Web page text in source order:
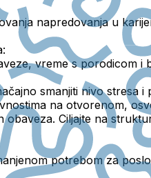
napredovanja u
vreme s porodicom i
smanjiti nivo stresa i
na otvorenom,
Ciljajte na
potrebom za